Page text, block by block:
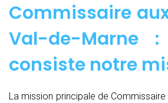
Commissaire
Val-de-Marne
consiste notre
La mission principale de